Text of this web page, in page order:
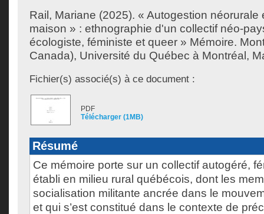
Rail, Mariane (2025). « Autogestion néorurale
maison » : ethnographie d'un collectif néo-
écologiste, féministe et queer » Mémoire.
Canada), Université du Québec à Montréal,
Fichier(s) associé(s) à ce document :
PDF
Télécharger (1MB)
Résumé
Ce mémoire porte sur un collectif autogéré,
établi en milieu rural québécois, dont les
socialisation militante ancrée dans le
et qui s’est constitué dans le contexte de